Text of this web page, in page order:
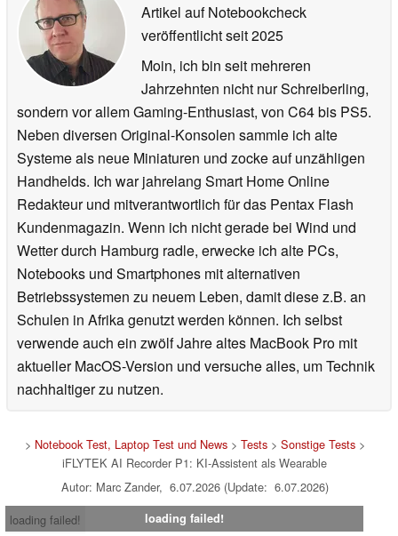
Artikel auf Notebookcheck
veröffentlichtseit 2025
Moin, ich bin seit mehreren
Jahrzehnten nicht nur Schreiberling,
sondern vor allem Gaming-Enthusiast, von C64 bis PS5.
Neben diversen Original-Konsolen sammle ich alte
Systeme als neue Miniaturen und zocke auf unzähligen
Handhelds. Ich war jahrelang Smart Home Online
Redakteur und mitverantwortlich für das Pentax Flash
Kundenmagazin. Wenn ich nicht gerade bei Wind und
Wetter durch Hamburg radle, erwecke ich alte PCs,
Notebooks und Smartphones mit alternativen
Betriebssystemen zu neuem Leben, damit diese z.B. an
Schulen in Afrika genutzt werden können. Ich selbst
verwende auch ein zwölf Jahre altes MacBook Pro mit
aktueller MacOS-Version und versuche alles, um Technik
nachhaltiger zu nutzen.
> Notebook Test, Laptop Test und News> Tests> Sonstige Tests>
iFLYTEK AI Recorder P1: KI-Assistent als Wearable
Autor: Marc Zander, 6.07.2026 (Update: 6.07.2026)
loading failed!
loading failed!